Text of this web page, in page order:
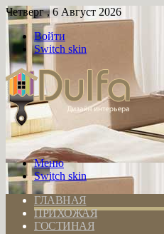
Четверг , 6 Август 2026
Войти
Switch skin
Меню
Switch skin
ГЛАВНАЯ
ПРИХОЖАЯ
ГОСТИНАЯ